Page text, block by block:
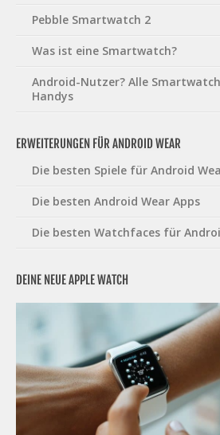
Pebble Smartwatch 2
Was ist eine Smartwatch?
Android-Nutzer? Alle
Handys
ERWEITERUNGEN FÜR ANDROID WEAR
Die besten Spiele für Android
Die besten Android Wear Apps
Die besten Watchfaces für
DEINE NEUE APPLE WATCH